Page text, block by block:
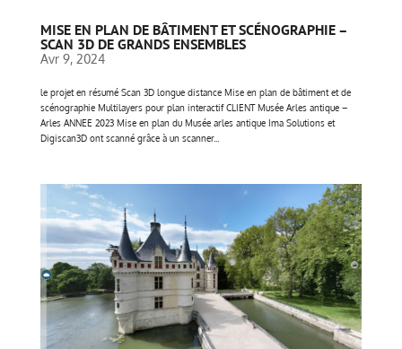
MISE EN PLAN DE BÂTIMENT ET SCÉNOGRAPHIE –
SCAN 3D DE GRANDS ENSEMBLES
Avr 9, 2024
le projet en résumé Scan 3D longue distance Mise en plan de bâtiment et de
scénographie Multilayers pour plan interactif CLIENT Musée Arles antique –
Arles ANNEE 2023 Mise en plan du Musée arles antique Ima Solutions et
Digiscan3D ont scanné grâce à un scanner...